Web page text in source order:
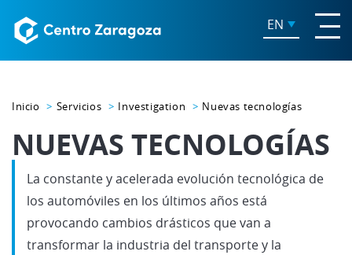
EN
Inicio Servicios Investigation Nuevas tecnologías
NUEVAS TECNOLOGÍAS
La constante y acelerada evolución tecnológica de
los automóviles en los últimos años está
provocando cambios drásticos que van a
transformar la industria del transporte y la